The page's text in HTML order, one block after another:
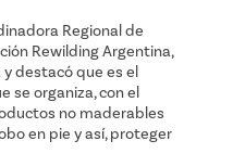
Regional de
Rewilding Argentina,
destacó que es el
se organiza, con el
no maderables
en pie y así, proteger